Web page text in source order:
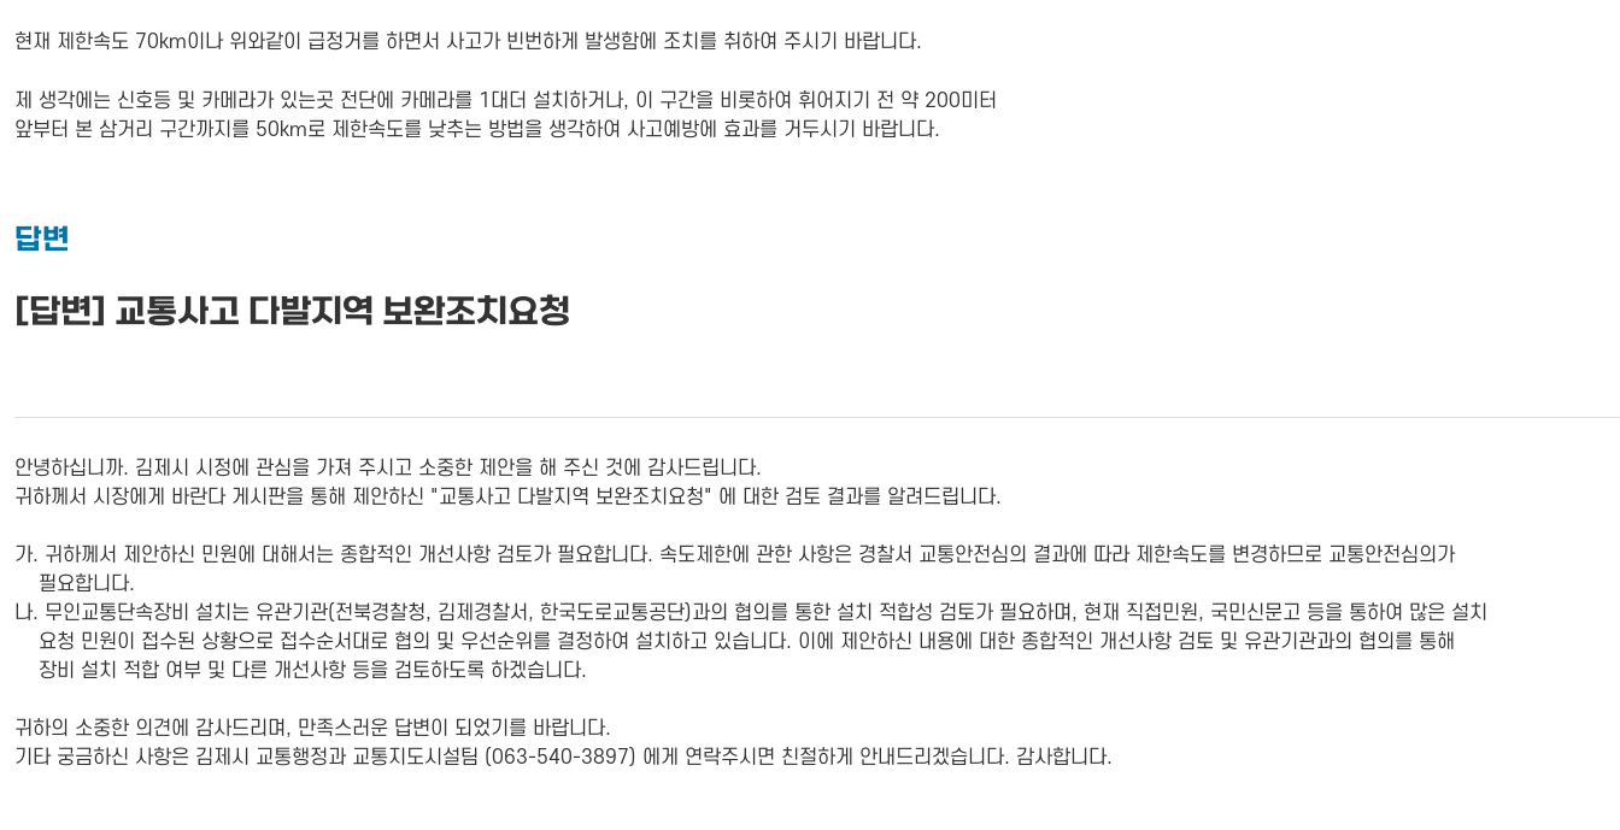
현재 제한속도 70km이나 위와같이 급정거를 하면서 사고가 빈번하게 발생함에 조치를 취하여 주시기 바랍니다.
제 생각에는 신호등 및 카메라가 있는곳 전단에 카메라를 1대더 설치하거나, 이 구간을 비롯하여 휘어지기 전 약 200미터
앞부터 본 삼거리 구간까지를 50km로 제한속도를 낮추는 방법을 생각하여 사고예방에 효과를 거두시기 바랍니다.
답변
[답변] 교통사고 다발지역 보완조치요청
안녕하십니까. 김제시 시정에 관심을 가져 주시고 소중한 제안을 해 주신 것에 감사드립니다.
귀하께서 시장에게 바란다 게시판을 통해 제안하신 "교통사고 다발지역 보완조치요청" 에 대한 검토 결과를 알려드립니다.
가. 귀하께서 제안하신 민원에 대해서는 종합적인 개선사항 검토가 필요합니다. 속도제한에 관한 사항은 경찰서 교통안전심의 결과에 따라 제한속도를 변경하므로 교통안전심의가
필요합니다.
나. 무인교통단속장비 설치는 유관기관(전북경찰청, 김제경찰서, 한국도로교통공단)과의 협의를 통한 설치 적합성 검토가 필요하며, 현재 직접민원, 국민신문고 등을 통하여 많은 설치
요청 민원이 접수된 상황으로 접수순서대로 협의 및 우선순위를 결정하여 설치하고 있습니다. 이에 제안하신 내용에 대한 종합적인 개선사항 검토 및 유관기관과의 협의를 통해
장비 설치 적합 여부 및 다른 개선사항 등을 검토하도록 하겠습니다.
귀하의 소중한 의견에 감사드리며, 만족스러운 답변이 되었기를 바랍니다.
기타 궁금하신 사항은 김제시 교통행정과 교통지도시설팀 (063-540-3897) 에게 연락주시면 친절하게 안내드리겠습니다. 감사합니다.